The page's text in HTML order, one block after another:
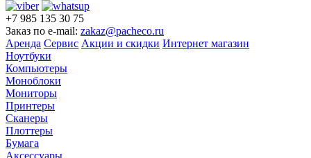
+7 985 135 30 75
Заказ по e-mail: zakaz@pacheco.ru
Аренда Сервис Акции и скидки Интернет магазин
Ноутбуки
Компьютеры
Моноблоки
Мониторы
Принтеры
Сканеры
Плоттеры
Бумага
Аксессуары